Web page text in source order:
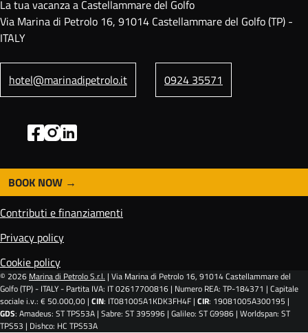
La tua vacanza a Castellammare del Golfo
Via Marina di Petrolo 16, 91014 Castellammare del Golfo (TP) -
ITALY
hotel@marinadipetrolo.it 0924 35571
o
o
t
e
r
BOOK NOW
Contributi e finanziamenti
Privacy policy
Cookie policy
© 2026 Marina di Petrolo S.r.l. | Via Marina di Petrolo 16, 91014 Castellammare del
Golfo (TP) - ITALY - Partita IVA: IT 02617700816 | Numero REA: TP-184371 | Capitale
sociale i.v.: € 50.000,00 | CIN: IT081005A1KDK3FH4F | CIR: 19081005A300195 |
GDS: Amadeus: ST TPS53A | Sabre: ST 395996 | Galileo: ST G9986 | Worldspan: ST
TPS53 | Dishco: HC TPS53A